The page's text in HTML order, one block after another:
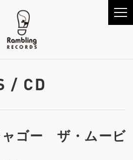
/ CD
ャゴー ザ・ムービ